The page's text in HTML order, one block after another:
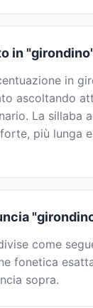
in
in
ascoltando
La sillaba
più lunga
come
fonetica
sopra.